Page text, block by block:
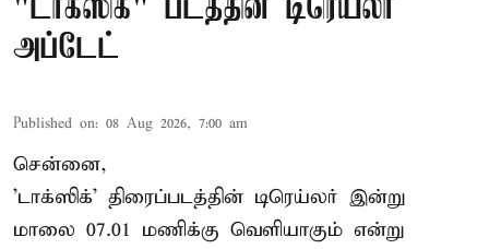
"டாக்ஸிக்" படத்தின் டிரெய்லர்
அப்டேட்
Published on: 08 Aug 2026, 7:00 am
சென்னை,
'டாக்ஸிக்' திரைப்படத்தின் டிரெய்லர் இன்று
மாலை 07.01 மணிக்கு வெளியாகும் என்று